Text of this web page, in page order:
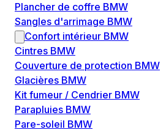
Plancher de coffre BMW
Sangles d'arrimage BMW
Confort intérieur BMW
Cintres BMW
Couverture de protection BMW
Glacières BMW
Kit fumeur / Cendrier BMW
Parapluies BMW
Pare-soleil BMW